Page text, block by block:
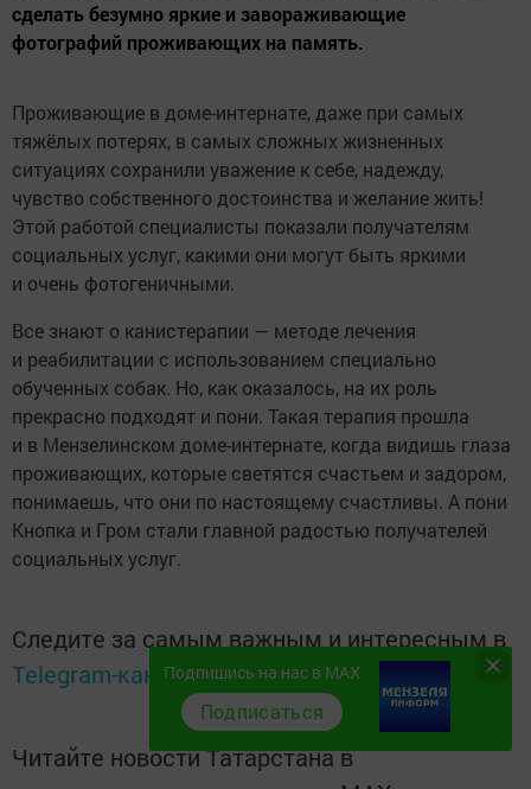
сделать безумно яркие и завораживающие
фотографий проживающих на память.
Проживающие в доме-интернате, даже при самых
тяжёлых потерях, в самых сложных жизненных
ситуациях сохранили уважение к себе, надежду,
чувство собственного достоинства и желание жить!
Этой работой специалисты показали получателям
социальных услуг, какими они могут быть яркими
и очень фотогеничными.
Все знают о канистерапии — методе лечения
и реабилитации с использованием специально
обученных собак. Но, как оказалось, на их роль
прекрасно подходят и пони. Такая терапия прошла
и в Мензелинском доме-интернате, когда видишь глаза
проживающих, которые светятся счастьем и задором,
понимаешь, что они по настоящему счастливы. А пони
Кнопка и Гром стали главной радостью получателей
социальных услуг.
Следите за самым важным и интересным в
Telegram-канале Татмедиа
Читайте новости Татарстана в
Подпишись на нас в MAX
Подписаться